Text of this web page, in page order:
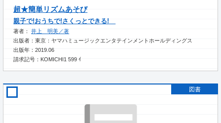
超★簡単リズムあそび
親子で!おうちで!さくっとできる!
著者：井上 明美／著
出版者：東京：ヤマハミュージックエンタテインメントホールディングス
出版年：2019.06
請求記号：KOMICHI1 599 ｲ
図書